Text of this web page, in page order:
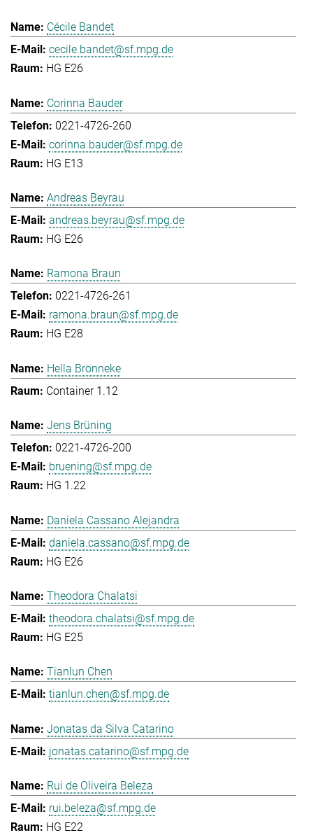
Cécile Bandet
cecile.bandet@sf.mpg.de
HG E26
Corinna Bauder
0221-4726-260
corinna.bauder@sf.mpg.de
HG E13
Andreas Beyrau
andreas.beyrau@sf.mpg.de
HG E26
Ramona Braun
0221-4726-261
ramona.braun@sf.mpg.de
HG E28
Hella Brönneke
Container 1.12
Jens Brüning
0221-4726-200
bruening@sf.mpg.de
HG 1.22
Daniela Cassano Alejandra
daniela.cassano@sf.mpg.de
HG E26
Theodora Chalatsi
theodora.chalatsi@sf.mpg.de
HG E25
Tianlun Chen
tianlun.chen@sf.mpg.de
Jonatas da Silva Catarino
jonatas.catarino@sf.mpg.de
Rui de Oliveira Beleza
rui.beleza@sf.mpg.de
HG E22